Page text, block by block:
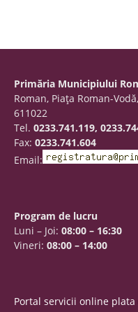
Primăria Municipiului
Roman, Piaţa Roman-
611022
Tel. 0233.741.119,
Fax: 0233.741.604
Email:
Program de lucru
Luni – Joi: 08:00 – 16:30
Vineri: 08:00 – 14:00
Portal servicii online